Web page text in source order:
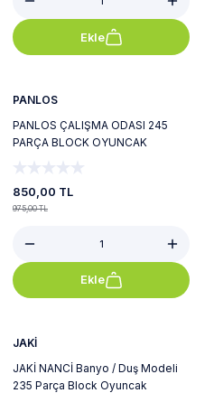
Ekle
Yeni
PANLOS
PANLOS ÇALIŞMA ODASI 245
PARÇA BLOCK OYUNCAK
850,00 TL
975,00 TL
Ekle
Yeni
JAKİ
JAKİ NANCİ Banyo / Duş Modeli
235 Parça Block Oyuncak